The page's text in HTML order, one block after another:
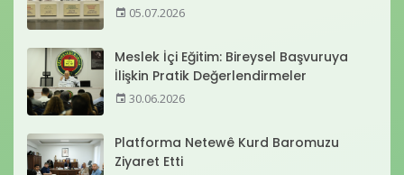
05.07.2026
Meslek İçi Eğitim: Bireysel Başvuruya
İlişkin Pratik Değerlendirmeler
30.06.2026
Platforma Netewê Kurd Baromuzu
Ziyaret Etti